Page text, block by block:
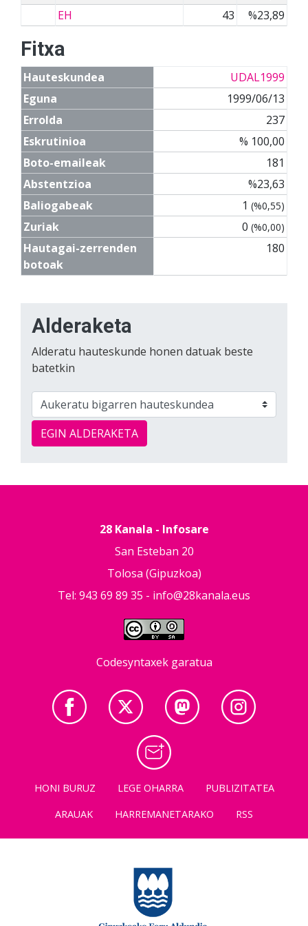
EH
43 %23,89
Fitxa
Hauteskundea
UDAL1999
Eguna
1999/06/13
Errolda
237
Eskrutinioa
% 100,00
Boto-emaileak
181
Abstentzioa
%23,63
Baliogabeak
1 (%0,55)
Zuriak 0 (%0,00)
Hautagai-zerrenden
botoak
180
Alderaketa
Alderatu hauteskunde honen datuak beste
batetkin
EGIN ALDERAKETA
28 Kanala - Infosare
San Esteban 20
Tolosa (Gipuzkoa)
Tel: 943 69 89 35 - info@28kanala.eus
Codesyntaxek garatua
HONI BURUZ LEGE OHARRA
PUBLIZITATEA
ARAUAK
HARREMANETARAKO RSS